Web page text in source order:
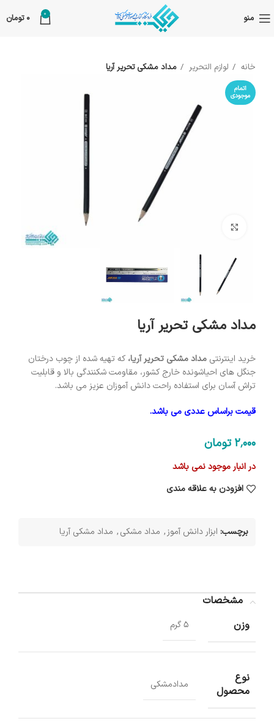
منو 0
0 تومان
خانه لوازم التحریر مداد مشکی تحریر آریا
اتمام
موجودی
مداد مشکی تحریر آریا
خرید اینترنتی مداد مشکی تحریر آریا، که تهیه شده از چوب درختان
جنگل های احیاشونده خارج کشور، مقاومت شکنندگی بالا و قابلیت
تراش آسان برای استفاده راحت دانش آموزان عزیز می باشد.
قیمت براساس عددی می باشد.
2٬000 تومان
در انبار موجود نمی باشد
افزودن به علاقه مندی
برچسب: ابزار دانش آموز, مداد مشکی, مداد مشکی آریا
مشخصات
وزن
5 گرم
نوع
محصول
مدادمشکی